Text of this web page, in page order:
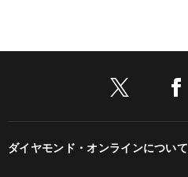
ダイヤモンド・オンラインについて